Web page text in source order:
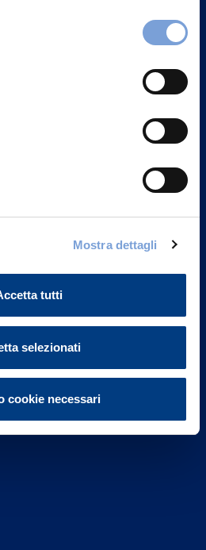
sito nella sezione "Informativa
Mostra dettagli
tutti
selezionati
cookie necessari